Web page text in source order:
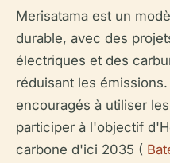
Merisatama est un
durable, avec des
électriques et des
réduisant les
encouragés à utiliser
participer à l'objectif
carbone d'ici 2035 (